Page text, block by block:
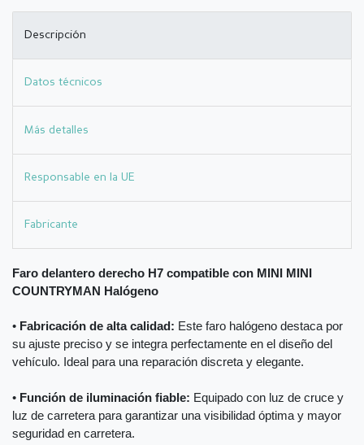
Descripción
Datos técnicos
Más detalles
Responsable en la UE
Fabricante
Faro delantero derecho H7 compatible con MINI MINI
COUNTRYMAN Halógeno
• Fabricación de alta calidad: Este faro halógeno destaca por
su ajuste preciso y se integra perfectamente en el diseño del
vehículo. Ideal para una reparación discreta y elegante.
• Función de iluminación fiable: Equipado con luz de cruce y
luz de carretera para garantizar una visibilidad óptima y mayor
seguridad en carretera.